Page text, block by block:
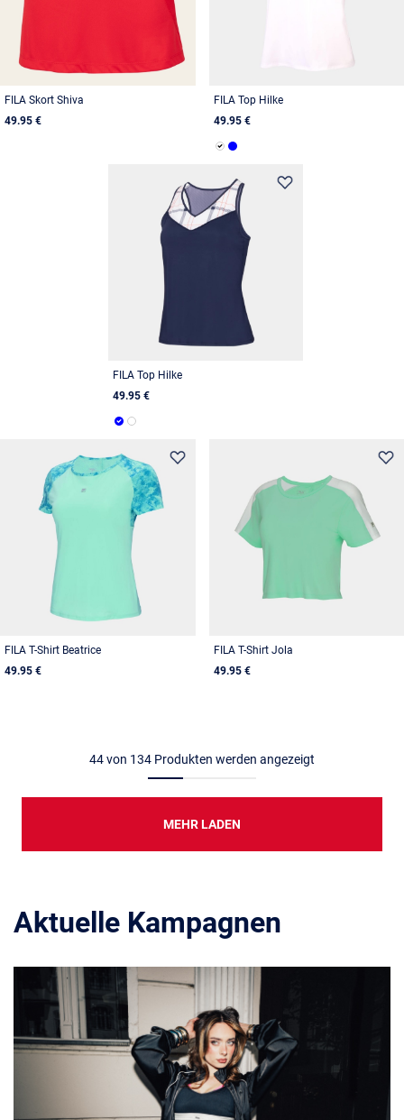
FILA Skort Shiva
49.95 €
FILA Top Hilke
49.95 €
FILA Top Hilke
49.95 €
FILA T-Shirt Beatrice
49.95 €
FILA T-Shirt Jola
49.95 €
44von 134 Produkten werden angezeigt
MEHR LADEN
Aktuelle Kampagnen